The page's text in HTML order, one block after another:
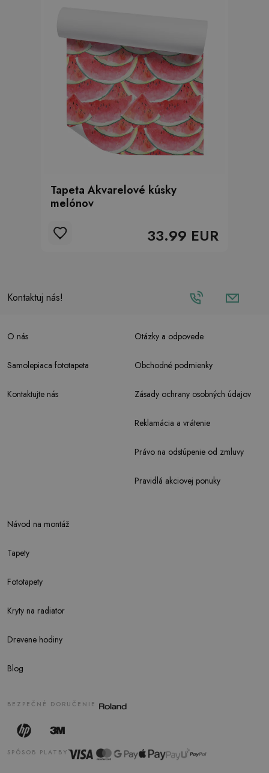
Tapeta Akvarelové kúsky
melónov
33.99 EUR
Kontaktuj nás!
O nás
Samolepiaca fototapeta
Kontaktujte nás
Návod na montáž
Tapety
Fototapety
Kryty na radiator
Drevene hodiny
Blog
Otázky a odpovede
Obchodné podmienky
Zásady ochrany osobných údajov
Reklamácia a vrátenie
Právo na odstúpenie od zmluvy
Pravidlá akciovej ponuky
BEZPEČNÉ DORUČENIE
SPÔSOB PLATBY